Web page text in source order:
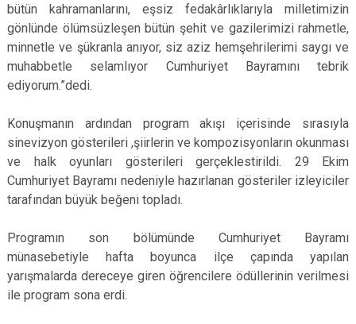
bütün kahramanlarını, eşsiz fedakârlıklarıyla milletimizin
gönlünde ölümsüzleşen bütün şehit ve gazilerimizi rahmetle,
minnetle ve şükranla anıyor, siz aziz hemşehrilerimi saygı ve
muhabbetle selamlıyor Cumhuriyet Bayramını tebrik
ediyorum.”dedi.
Konuşmanın ardından program akışı içerisinde sırasıyla
sinevizyon gösterileri ,şiirlerin ve kompozisyonların okunması
ve halk oyunları gösterileri gerçeklestirildi. 29 Ekim
Cumhuriyet Bayramı nedeniyle hazırlanan gösteriler izleyiciler
tarafından büyük beğeni topladı.
Programın son bölümünde Cumhuriyet Bayramı
münasebetiyle hafta boyunca ilçe çapında yapılan
yarışmalarda dereceye giren öğrencilere ödüllerinin verilmesi
ile program sona erdi.